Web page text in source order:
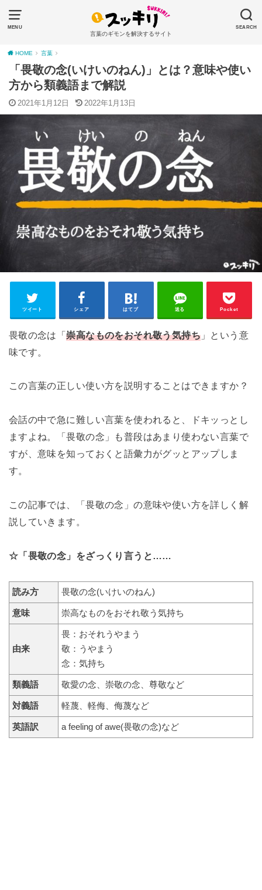
MENU SEARCH
言葉のギモンを解決するサイト
HOME 言葉
「畏敬の念(いけいのねん)」とは？意味や使い
方から類義語まで解説
2021年1月12日 2022年1月13日
ツイート シェア はてブ 送る Pocket
畏敬の念は「崇高なものをおそれ敬う気持ち 」という意
味です。
この言葉の正しい使い方を説明することはできますか？
会話の中で急に難しい言葉を使われると、ドキッっとし
ますよね。「畏敬の念」も普段はあまり使わない言葉で
すが、意味を知っておくと語彙力がグッとアップしま
す。
この記事では、「畏敬の念」の意味や使い方を詳しく解
説していきます。
☆「畏敬の念」をざっくり言うと……
読み方 畏敬の念(いけいのねん)
意味 崇高なものをおそれ敬う気持ち
由来
畏：おそれうやまう
敬：うやまう
念：気持ち
類義語 敬愛の念、崇敬の念、尊敬など
対義語 軽蔑、軽侮、侮蔑など
英語訳 a feeling of awe(畏敬の念)など